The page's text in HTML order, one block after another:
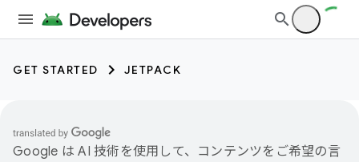
GET STARTED JETPACK
Google は AI 技術を使用して、コンテンツをご希望の言